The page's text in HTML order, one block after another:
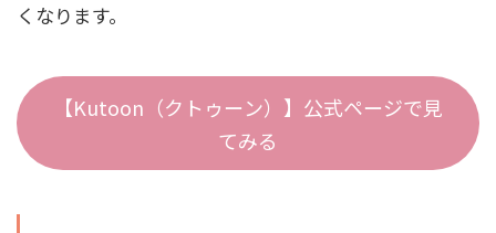
くなります。
【Kutoon（クトゥーン）】公式ページで見
てみる